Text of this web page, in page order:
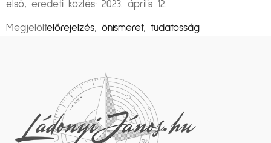
első, eredeti közlés: 2023. április 12.
Megjelöltelőrejelzés, önismeret, tudatosság